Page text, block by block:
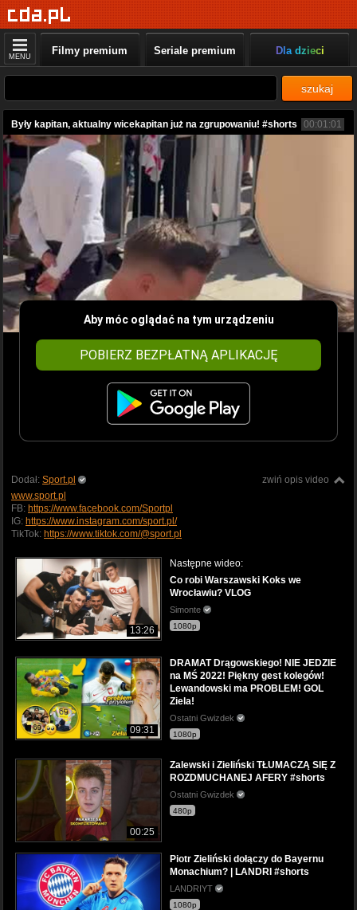
MENU Filmy premium Seriale premium Dla dzieci
szukaj
Były kapitan, aktualny wicekapitan już na zgrupowaniu! #shorts 00:01:01
Aby móc oglądać na tym urządzeniu
POBIERZ BEZPŁATNĄ APLIKACJĘ
zwiń opis video
Dodał: Sport.pl
www.sport.pl
FB: https://www.facebook.com/Sportpl
IG: https://www.instagram.com/sport.pl/
TikTok: https://www.tiktok.com/@sport.pl
13:26
Następne wideo:
Co robi Warszawski Koks we
Wrocławiu? VLOG
Simonte
1080p
09:31
DRAMAT Drągowskiego! NIE JEDZIE
na MŚ 2022! Piękny gest kolegów!
Lewandowski ma PROBLEM! GOL
Ziela!
Ostatni Gwizdek
1080p
00:25
Zalewski i Zieliński TŁUMACZĄ SIĘ Z
ROZDMUCHANEJ AFERY #shorts
Ostatni Gwizdek
480p
Piotr Zieliński dołączy do Bayernu
Monachium? | LANDRI #shorts
LANDRIYT
1080p